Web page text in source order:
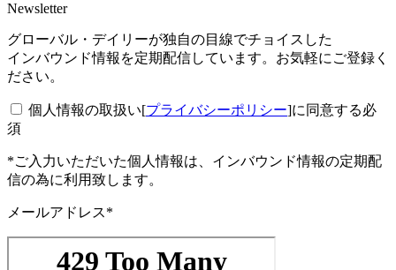
Newsletter
グローバル・デイリーが独自の目線でチョイスした
インバウンド情報を定期配信しています。お気軽にご登録く
ださい。
個人情報の取扱い[プライバシーポリシー]に同意する必
須
*ご入力いただいた個人情報は、インバウンド情報の定期配
信の為に利用致します。
メールアドレス*